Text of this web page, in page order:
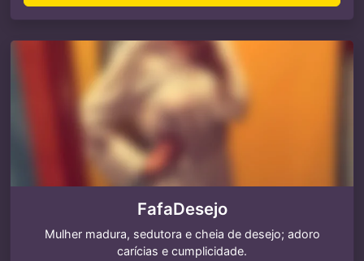
FafaDesejo
Mulher madura, sedutora e cheia de desejo; adoro
carícias e cumplicidade.